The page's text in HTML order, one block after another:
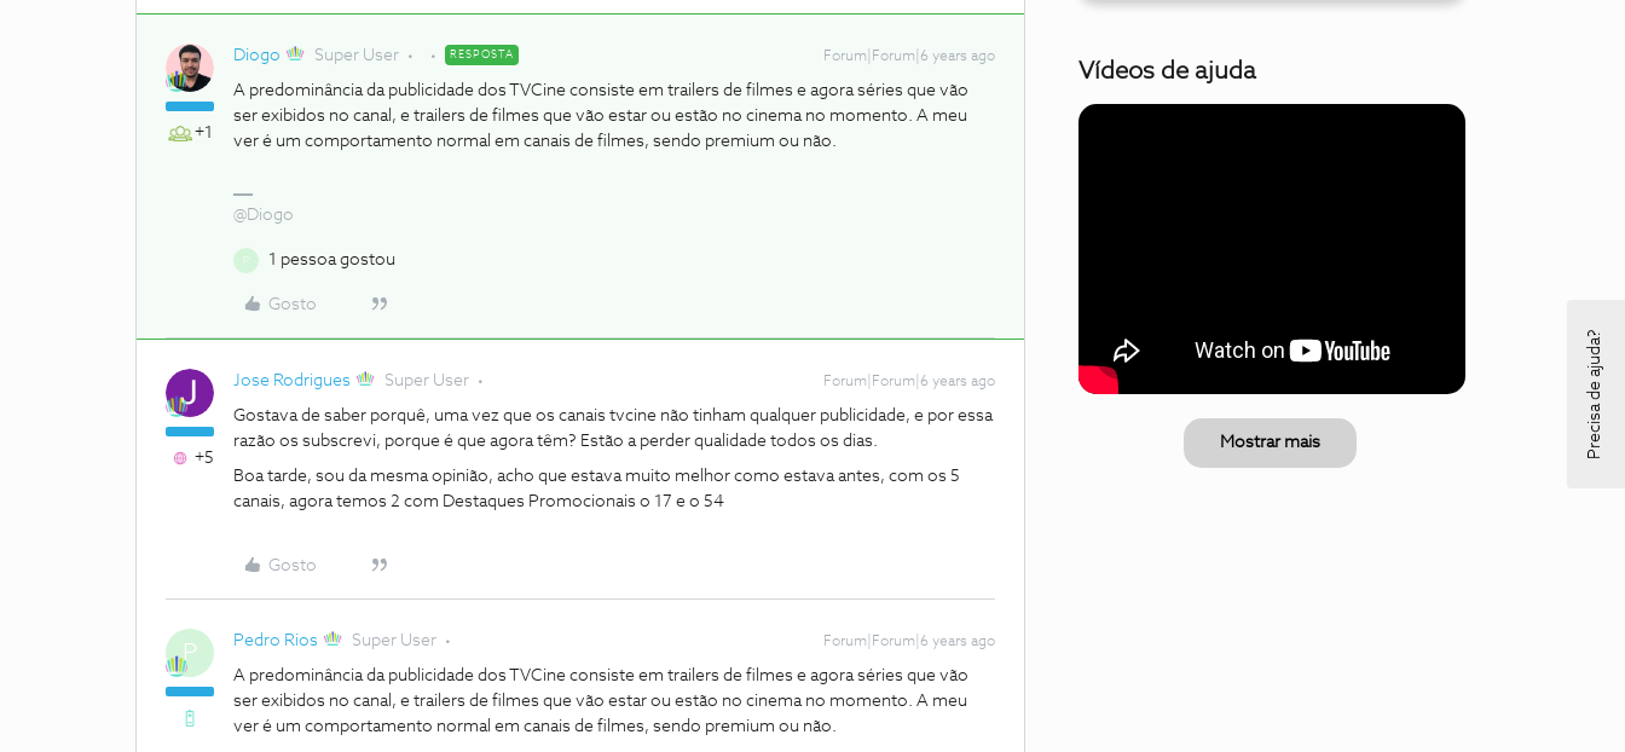
+1
Diogo Super User RESPOSTA Forum|Forum|6 years ago
A predominância da publicidade dos TVCine consiste em trailers de filmes e agora séries que vão
ser exibidos no canal, e trailers de filmes que vão estar ou estão no cinema no momento. A meu
ver é um comportamento normal em canais de filmes, sendo premium ou não.
@Diogo
1 pessoa gostou
Gosto
+5
Jose Rodrigues Super User Forum|Forum|6 years ago
Gostava de saber porquê, uma vez que os canais tvcine não tinham qualquer publicidade, e por essa
razão os subscrevi, porque é que agora têm? Estão a perder qualidade todos os dias.
Boa tarde, sou da mesma opinião, acho que estava muito melhor como estava antes, com os 5
canais, agora temos 2 com Destaques Promocionais o 17 e o 54
Gosto
P Pedro Rios Super User Forum|Forum|6 years ago
A predominância da publicidade dos TVCine consiste em trailers de filmes e agora séries que vão
ser exibidos no canal, e trailers de filmes que vão estar ou estão no cinema no momento. A meu
ver é um comportamento normal em canais de filmes, sendo premium ou não.
Vídeos de ajuda
Mostrar mais Precisa de ajuda?